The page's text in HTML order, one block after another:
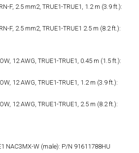
F, 2.5 mm2, TRUE1-TRUE1, 1.2 m (3.9 ft.):
F, 2.5 mm2, TRUE1-TRUE1 2.5 m (8.2 ft.):
12 AWG, TRUE1-TRUE1, 0.45 m (1.5 ft.):
12 AWG, TRUE1-TRUE1, 1.2 m (3.9 ft.):
12 AWG, TRUE1-TRUE1, 2.5 m (8.2 ft.):
NAC3MX-W (male): P/N 91611788HU